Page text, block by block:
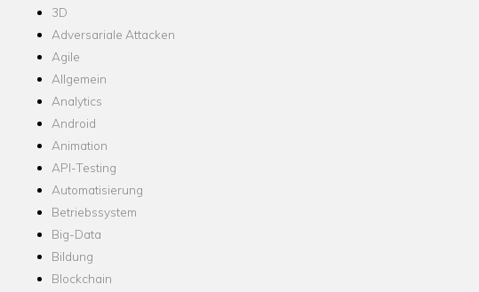
3D
Adversariale Attacken
Agile
Allgemein
Analytics
Android
Animation
API-Testing
Automatisierung
Betriebssystem
Big-Data
Bildung
Blockchain